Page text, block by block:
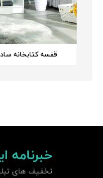
قفسه کتابخانه
خبرنامه
تخفیف های